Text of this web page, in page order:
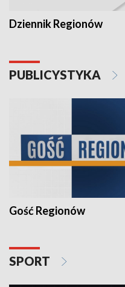
Dziennik Regionów
PUBLICYSTYKA
Gość Regionów
SPORT